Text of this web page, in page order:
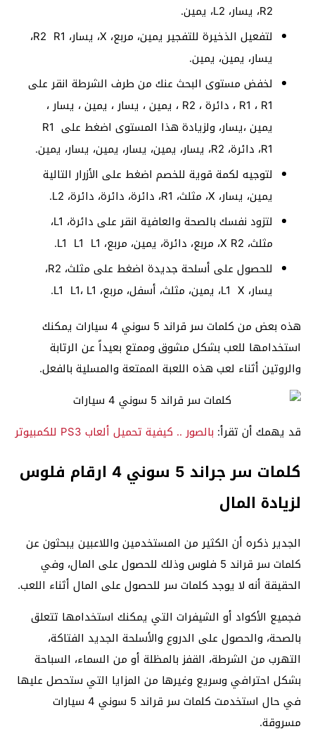
R2، يسار، L2، يمين.
لتفعيل الذخيرة للتفجير يمين، مربع، X، يسار، R2 R1،
يسار، يمين، يمين.
لخفض مستوى البحث عنك من طرف الشرطة انقر على
R1 ، R1 ، دائرة ، R2 ، يمين ، يسار ، يمين ، يسار ،
يمين ،يسار، ولزيادة هذا المستوى اضغط على R1
R1، دائرة، R2، يسار، يمين، يسار، يمين، يسار، يمين.
لتوجيه لكمة قوية للخصم اضغط على الأزرار التالية
يمين، يسار، X، مثلث، R1، دائرة، دائرة، دائرة، L2.
لتزود نفسك بالصحة والعافية انقر على دائرة، L1،
مثلث، X R2، مربع، دائرة، يمين، مربع، L1 L1 L1.
للحصول على أسلحة جديدة اضغط على مثلث، R2،
يسار، L1 X، يمين، مثلث، أسفل، مربع، L1 L1، L1.
هذه بعض من كلمات سر قراند 5 سوني 4 سيارات يمكنك
استخدامها للعب بشكل مشوق وممتع بعيداً عن الرتابة
والروتين أثناء لعب هذه اللعبة الممتعة والمسلية بالفعل.
قد يهمك أن تقرأ: بالصور .. كيفية تحميل ألعاب PS3 للكمبيوتر
كلمات سر جراند 5 سوني 4 ارقام فلوس
لزيادة المال
الجدير ذكره أن الكثير من المستخدمين واللاعبين يبحثون عن
كلمات سر قراند 5 فلوس وذلك للحصول على المال، وفي
الحقيقة أنه لا يوجد كلمات سر للحصول على المال أثناء اللعب.
فجميع الأكواد أو الشيفرات التي يمكنك استخدامها تتعلق
بالصحة، والحصول على الدروع والأسلحة الجديد الفتاكة،
التهرب من الشرطة، القفز بالمظلة أو من السماء، السباحة
بشكل احترافي وسريع وغيرها من المزايا التي ستحصل عليها
في حال استخدمت كلمات سر قراند 5 سوني 4 سيارات
مسروقة.